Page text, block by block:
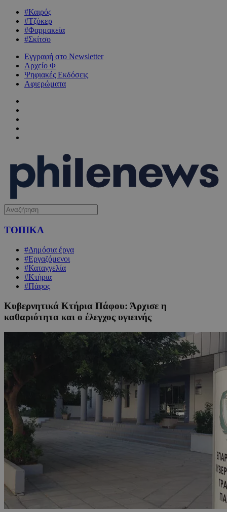
#Καιρός
#Τζόκερ
#Φαρμακεία
#Σκίτσο
Εγγραφή στο Newsletter
Αρχείο Φ
Ψηφιακές Εκδόσεις
Αφιερώματα
ΤΟΠΙΚΑ
#Δημόσια έργα
#Εργαζόμενοι
#Καταγγελία
#Κτήρια
#Πάφος
Κυβερνητικά Κτήρια Πάφου: Άρχισε η
καθαριότητα και ο έλεγχος υγιεινής